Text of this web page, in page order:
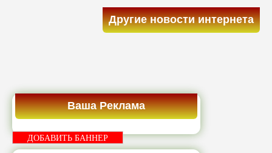
Другие новости интернета
Ваша Реклама
ДОБАВИТЬ БАННЕР